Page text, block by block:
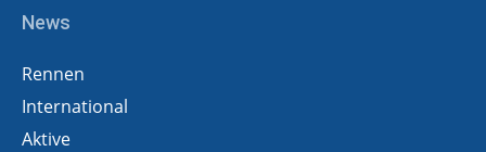
News
Rennen
International
Aktive